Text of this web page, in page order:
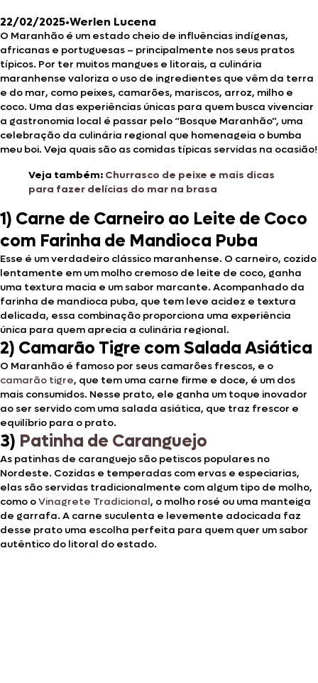
22/02/2025•Werlen Lucena
O Maranhão é um estado cheio de influências indígenas,
africanas e portuguesas – principalmente nos seus pratos
típicos. Por ter muitos mangues e litorais, a culinária
maranhense valoriza o uso de ingredientes que vêm da terra
e do mar, como peixes, camarões, mariscos, arroz, milho e
coco. Uma das experiências únicas para quem busca vivenciar
a gastronomia local é passar pelo “Bosque Maranhão”, uma
celebração da culinária regional que homenageia o bumba
meu boi. Veja quais são as comidas típicas servidas na ocasião!
Veja também: Churrasco de peixe e mais dicas
para fazer delícias do mar na brasa
1) Carne de Carneiro ao Leite de Coco
com Farinha de Mandioca Puba
Esse é um verdadeiro clássico maranhense. O carneiro, cozido
lentamente em um molho cremoso de leite de coco, ganha
uma textura macia e um sabor marcante. Acompanhado da
farinha de mandioca puba, que tem leve acidez e textura
delicada, essa combinação proporciona uma experiência
única para quem aprecia a culinária regional.
2) Camarão Tigre com Salada Asiática
O Maranhão é famoso por seus camarões frescos, e o
camarão tigre, que tem uma carne firme e doce, é um dos
mais consumidos. Nesse prato, ele ganha um toque inovador
ao ser servido com uma salada asiática, que traz frescor e
equilíbrio para o prato.
3) Patinha de Caranguejo
As patinhas de caranguejo são petiscos populares no
Nordeste. Cozidas e temperadas com ervas e especiarias,
elas são servidas tradicionalmente com algum tipo de molho,
como oVinagrete Tradicional, o molho rosé ou uma manteiga
de garrafa. A carne suculenta e levemente adocicada faz
desse prato uma escolha perfeita para quem quer um sabor
autêntico do litoral do estado.